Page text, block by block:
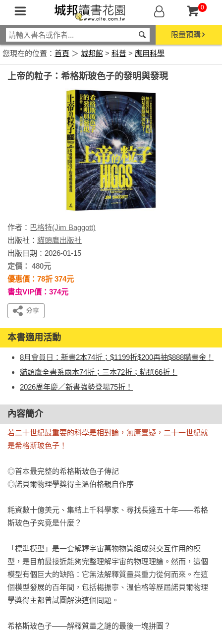
0
限量預購
您現在的位置： 首頁 ＞ 城邦館 > 科普 > 應用科學
上帝的粒子：希格斯玻色子的發明與發現
作者： 巴格特(Jim Baggott)
出版社： 貓頭鷹出版社
出版日期：2026-01-15
定價： 480元
優惠價：78折 374元
書虫VIP價：374元
本書適用活動
8月會員日：新書2本74折；$1199折$200再抽$888購書金！
貓頭鷹全書系兩本74折；三本72折；精選66折！
2026周年慶／新書強勢登場75折！
內容簡介
若二十世紀最重要的科學是相對論，無庸置疑，二十一世紀就
是希格斯玻色子！
◎首本最完整的希格斯玻色子傳記
◎諾貝爾物理學獎得主溫伯格親自作序
耗資數十億美元、集結上千科學家、尋找長達五十年——希格
斯玻色子究竟是什麼？
「標準模型」是一套解釋宇宙萬物物質組成與交互作用的模
型，是目前最接近能夠完整理解宇宙的物理理論。然而，這個
模型有個巨大的缺陷：它無法解釋質量與重力從何而來。在這
個模型發展的百年間，包括楊振寧、溫伯格等歷屆諾貝爾物理
學獎得主都曾試圖解決這個問題。
希格斯玻色子——解釋質量之謎的最後一塊拼圖？